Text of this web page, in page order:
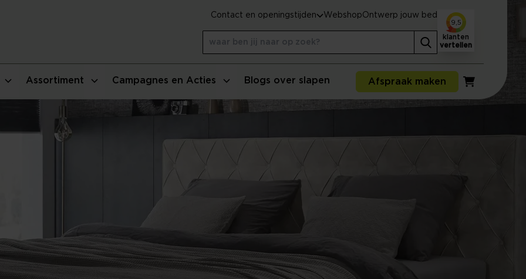
Assortiment Campagnes en Acties Blogs over slapen Afspraak maken
Winkelwagen
Contact en openingstijden WebshopOntwerp jouw bed
9,5
klanten
vertellen